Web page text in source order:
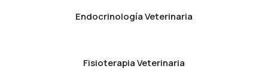
Endocrinología Veterinaria
Fisioterapia Veterinaria